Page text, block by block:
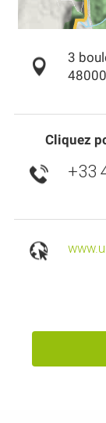
3
48000
Cliquez
+33